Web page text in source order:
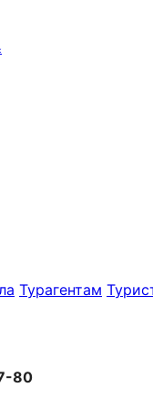
Турагентам
80